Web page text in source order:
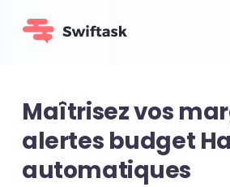
Maîtrisez vos
alertes budget
automatiques